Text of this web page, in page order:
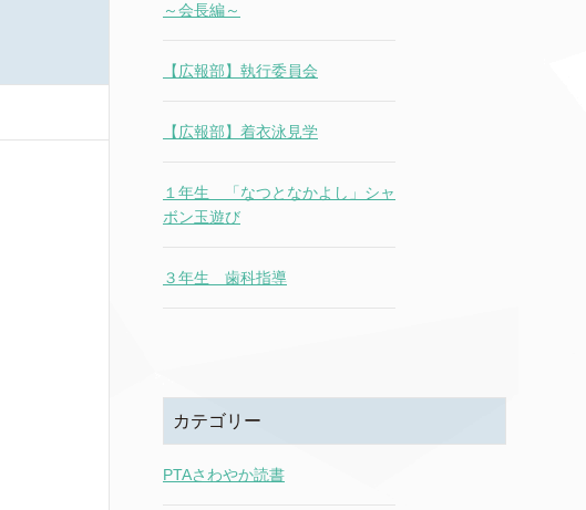
～会長編～
【広報部】執行委員会
【広報部】着衣泳見学
１年生 「なつとなかよし」シャ
ボン玉遊び
３年生 歯科指導
カテゴリー
PTAさわやか読書